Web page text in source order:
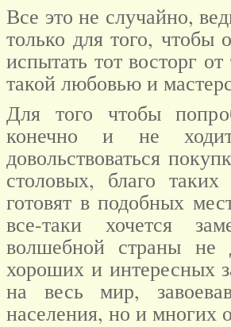
Все это не случайно,
только для того, чтобы
испытать тот восторг
такой любовью и
Для того чтобы
конечно и не
довольствоваться
столовых, благо
готовят в подобных
все-таки хочется
волшебной страны не
хороших и интересных
на весь мир,
населения, но и многих